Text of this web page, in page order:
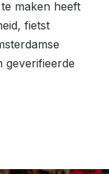
maken heeft
fietst